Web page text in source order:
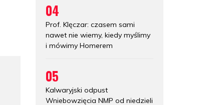
04
Prof. Klęczar: czasem sami
nawet nie wiemy, kiedy myślimy
i mówimy Homerem
05
Kalwaryjski odpust
Wniebowzięcia NMP od niedzieli